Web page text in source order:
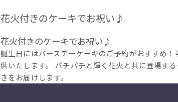
花火付きのケーキでお祝い♪
花火付きのケーキでお祝い♪
誕生日にはバースデーケーキのご予約がおすすめ
供いたします。 パチパチと輝く花火と共に登場す
きをお届けします。